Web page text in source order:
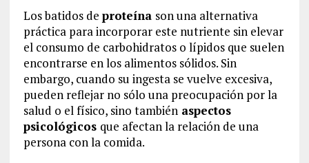
Los batidos de proteína son una alternativa
práctica para incorporar este nutriente sin elevar
el consumo de carbohidratos o lípidos que suelen
encontrarse en los alimentos sólidos. Sin
embargo, cuando su ingesta se vuelve excesiva,
pueden reflejar no sólo una preocupación por la
salud o el físico, sino tambiénaspectos
psicológicos que afectan la relación de una
persona con la comida.